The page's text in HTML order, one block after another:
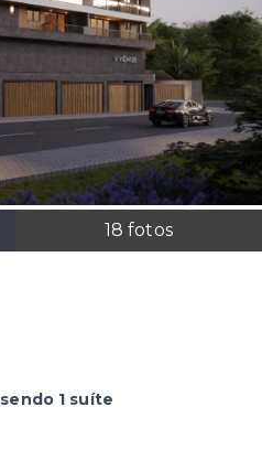
18 fotos
1 suíte